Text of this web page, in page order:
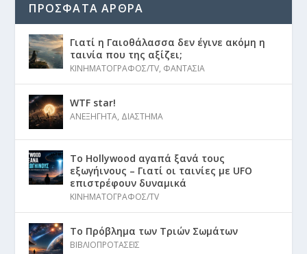
ΠΡΟΣΦΑΤΑ ΑΡΘΡΑ
Γιατί η Γαιοθάλασσα δεν έγινε ακόμη η
ταινία που της αξίζει;
ΚΙΝΗΜΑΤΟΓΡΑΦΟΣ/TV, ΦΑΝΤΑΣΙΑ
WTF star!
ΑΝΕΞΗΓΗΤΑ, ΔΙΑΣΤΗΜΑ
Το Hollywood αγαπά ξανά τους
εξωγήινους – Γιατί οι ταινίες με UFO
επιστρέφουν δυναμικά
ΚΙΝΗΜΑΤΟΓΡΑΦΟΣ/TV
Το Πρόβλημα των Τριών Σωμάτων
ΒΙΒΛΙΟΠΡΟΤΑΣΕΙΣ